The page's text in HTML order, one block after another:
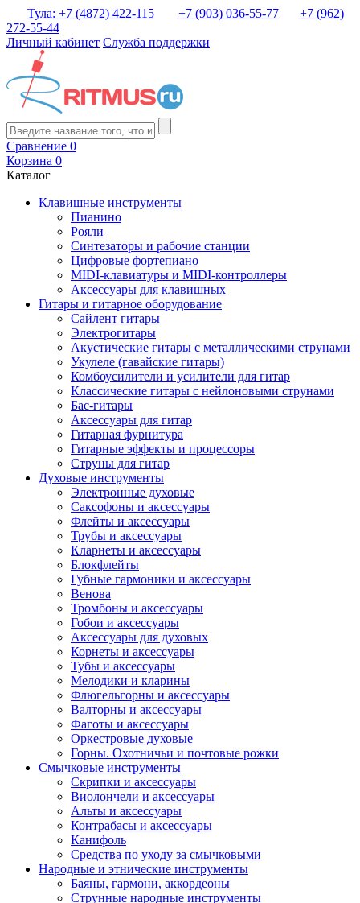
Тула: +7 (4872) 422-115 +7 (903) 036-55-77
+7 (962)
272-55-44
Личный кабинет Служба поддержки
Сравнение 0
Корзина 0
Каталог
Клавишные инструменты
Пианино
Рояли
Синтезаторы и рабочие станции
Цифровые фортепиано
MIDI-клавиатуры и MIDI-контроллеры
Аксессуары для клавишных
Гитары и гитарное оборудование
Сайлент гитары
Электрогитары
Акустические гитары с металлическими струнами
Укулеле (гавайские гитары)
Комбоусилители и усилители для гитар
Классические гитары с нейлоновыми струнами
Бас-гитары
Аксессуары для гитар
Гитарная фурнитура
Гитарные эффекты и процессоры
Струны для гитар
Духовые инструменты
Электронные духовые
Саксофоны и аксессуары
Флейты и аксессуары
Трубы и аксессуары
Кларнеты и аксессуары
Блокфлейты
Губные гармоники и аксессуары
Венова
Тромбоны и аксессуары
Гобои и аксессуары
Аксессуары для духовых
Корнеты и аксессуары
Тубы и аксессуары
Мелодики и кларины
Флюгельгорны и аксессуары
Валторны и аксессуары
Фаготы и аксессуары
Оркестровые духовые
Горны. Охотничьи и почтовые рожки
Смычковые инструменты
Скрипки и аксессуары
Виолончели и аксессуары
Альты и аксессуары
Контрабасы и аксессуары
Канифоль
Средства по уходу за смычковыми
Народные и этнические инструменты
Баяны, гармони, аккордеоны
Струнные народные инструменты